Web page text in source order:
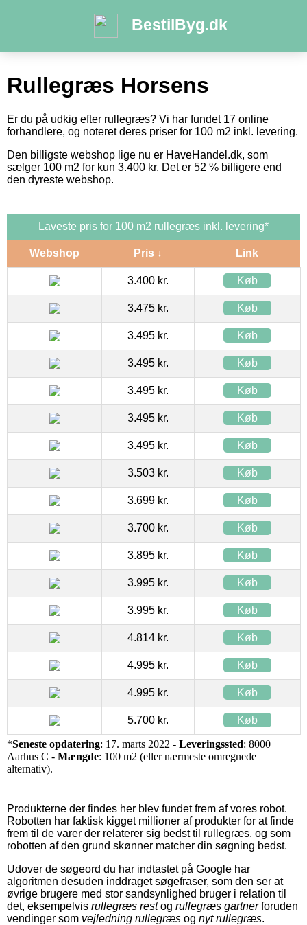
BestilByg.dk
Rullegræs Horsens
Er du på udkig efter rullegræs? Vi har fundet 17 online
forhandlere, og noteret deres priser for 100 m2 inkl. levering.
Den billigste webshop lige nu er HaveHandel.dk, som
sælger 100 m2 for kun 3.400 kr. Det er 52 % billigere end
den dyreste webshop.
Laveste pris for 100 m2 rullegræs inkl. levering*
Webshop Pris ↓ Link
3.400 kr. Køb
3.475 kr. Køb
3.495 kr. Køb
3.495 kr. Køb
3.495 kr. Køb
3.495 kr. Køb
3.495 kr. Køb
3.503 kr. Køb
3.699 kr. Køb
3.700 kr. Køb
3.895 kr. Køb
3.995 kr. Køb
3.995 kr. Køb
4.814 kr. Køb
4.995 kr. Køb
4.995 kr. Køb
5.700 kr. Køb
*Seneste opdatering: 17. marts 2022 - Leveringssted: 8000
Aarhus C - Mængde: 100 m2 (eller nærmeste omregnede
alternativ).
Produkterne der findes her blev fundet frem af vores robot.
Robotten har faktisk kigget millioner af produkter for at finde
frem til de varer der relaterer sig bedst til rullegræs, og som
robotten af den grund skønner matcher din søgning bedst.
Udover de søgeord du har indtastet på Google har
algoritmen desuden inddraget søgefraser, som den ser at
øvrige brugere med stor sandsynlighed bruger i relation til
det, eksempelvis rullegræs restog rullegræs gartnerforuden
vendinger som vejledning rullegræs og nyt rullegræs.